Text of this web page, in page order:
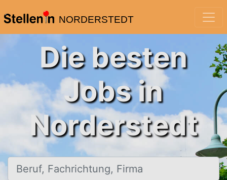
NORDERSTEDT
Die besten
Jobs in
Norderstedt
Beruf, Fachrichtung, Firma